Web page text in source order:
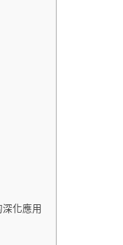
化應用